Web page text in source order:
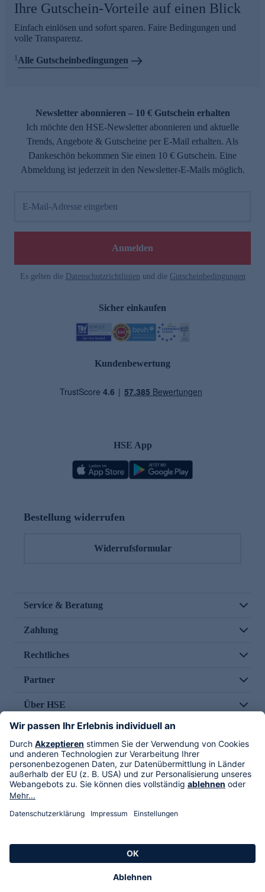
Ihre Gutschein-Vorteile auf einen Blick
Einfach einlösen und sofort sparen. Faire Bedingungen und
volle Transparenz.
1Alle Gutscheinbedingungen
Newsletter abonnieren – 10 € Gutschein erhalten
Ich möchte den HSE-Newsletter abonnieren und aktuelle
Trends, Angebote & Gutscheine per E-Mail erhalten. Als
Dankeschön bekommen Sie einen 10 € Gutschein. Eine
Abmeldung ist jederzeit in den Newsletter-E-Mails möglich.
E-Mail-Adresse eingeben
Anmelden
Es gelten die Datenschutzrichtlinien und die Gutscheinbedingungen
Sicher einkaufen
Kundenbewertung
HSE App
Bestellung widerrufen
Widerrufsformular
Service & Beratung
Zahlung
Rechtliches
Partner
Über HSE
Im TV
HSE International